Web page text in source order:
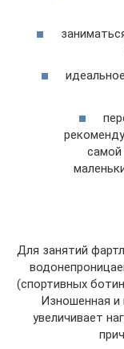
самой
Для занятий
(спортивных
Изношенная и
увеличивает